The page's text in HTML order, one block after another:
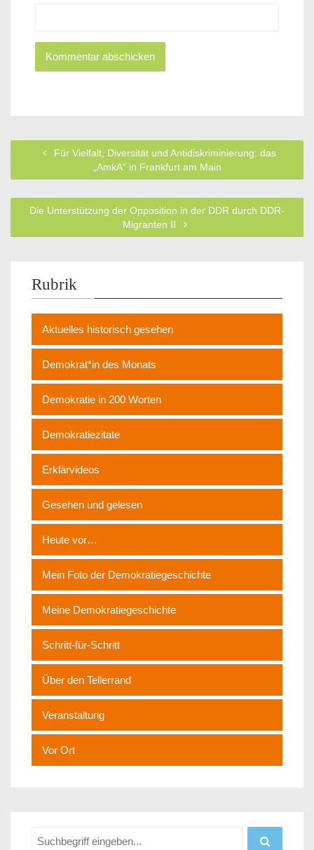
Für Vielfalt, Diversität und Antidiskriminierung: das
„AmkA“ in Frankfurt am Main
Die Unterstützung der Opposition in der DDR durch DDR-
Migranten II
Rubrik
Aktuelles historisch gesehen
Demokrat*in des Monats
Demokratie in 200 Worten
Demokratiezitate
Erklärvideos
Gesehen und gelesen
Heute vor…
Mein Foto der Demokratiegeschichte
Meine Demokratiegeschichte
Schritt-für-Schritt
Über den Tellerrand
Veranstaltung
Vor Ort